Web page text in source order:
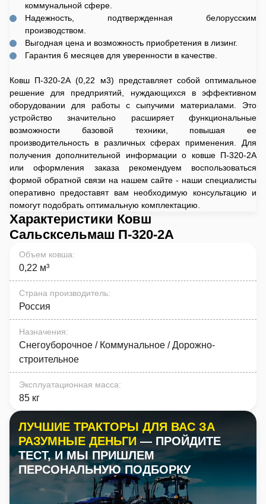
коммунальной сфере.
Надежность, подтвержденная белорусским
производством.
Выгодная цена и возможность приобретения в лизинг.
Гарантия 6 месяцев для уверенности в качестве.
Ковш П-320-2А (0,22 м3) представляет собой оптимальное
решение для предприятий, нуждающихся в эффективном
оборудовании для работы с сыпучими материалами. Это
устройство значительно расширяет функциональные
возможности базовой техники, повышая ее
производительность в различных сферах применения. Для
получения дополнительной информации о ковше П-320-2А
или оформления заказа рекомендуем воспользоваться
формой обратной связи на нашем сайте - наши специалисты
оперативно предоставят вам необходимую консультацию и
помогут подобрать оптимальную комплектацию.
Характеристики Ковш
Сальсксельмаш П-320-2А
Объем ковша:
0,22 м³
Страна производитель:
Россия
Назначения:
Снегоуборочное / Коммунальное / Дорожно-
строительное
Эксплуатационная масса:
85 кг
ЛУЧШИЕ ТРАКТОРЫ ДЛЯ ВАС ЗА
РАЗУМНЫЕ ДЕНЬГИ — ПРОЙДИТЕ
ТЕСТ, И МЫ ПРИШЛЕМ
ПЕРСОНАЛЬНУЮ ПОДБОРКУ